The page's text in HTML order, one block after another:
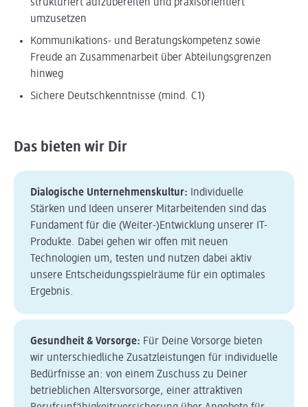
strukturiert aufzubereiten und praxisorientiert
umzusetzen
Kommunikations- und Beratungskompetenz sowie
Freude an Zusammenarbeit über Abteilungsgrenzen
hinweg
Sichere Deutschkenntnisse (mind. C1)
Das bieten wir Dir
Dialogische Unternehmenskultur: Individuelle
Stärken und Ideen unserer Mitarbeitenden sind das
Fundament für die (Weiter-)Entwicklung unserer IT-
Produkte. Dabei gehen wir offen mit neuen
Technologien um, testen und nutzen dabei aktiv
unsere Entscheidungsspielräume für ein optimales
Ergebnis.
Gesundheit & Vorsorge: Für Deine Vorsorge bieten
wir unterschiedliche Zusatzleistungen für individuelle
Bedürfnisse an: von einem Zuschuss zu Deiner
betrieblichen Altersvorsorge, einer attraktiven